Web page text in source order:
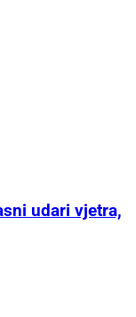
udari vjetra,